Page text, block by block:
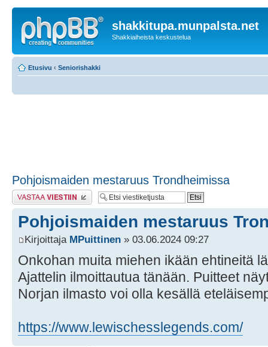
shakkitupa.munpalsta.net
Shakkiaiheista keskustelua
Etusivu ‹ Seniorishakki
Pohjoismaiden mestaruus Trondheimissa
Lähetä vastaus
Pohjoismaiden mestaruus
Kirjoittaja MPuittinen » 03.06.2024 09:27
Onkohan muita miehen ikään ehtineitä
Ajattelin ilmoittautua tänään. Puitteet
Norjan ilmasto voi olla kesällä
https://www.lewischesslegends.com/